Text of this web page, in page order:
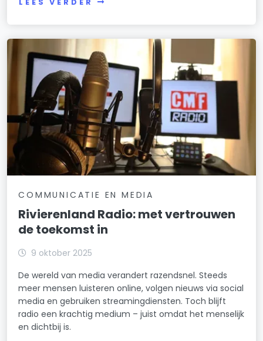
COMMUNICATIE EN MEDIA
Rivierenland Radio: met vertrouwen
de toekomst in
9 oktober 2025
De wereld van media verandert razendsnel. Steeds
meer mensen luisteren online, volgen nieuws via social
media en gebruiken streamingdiensten. Toch blijft
radio een krachtig medium – juist omdat het menselijk
en dichtbij is.